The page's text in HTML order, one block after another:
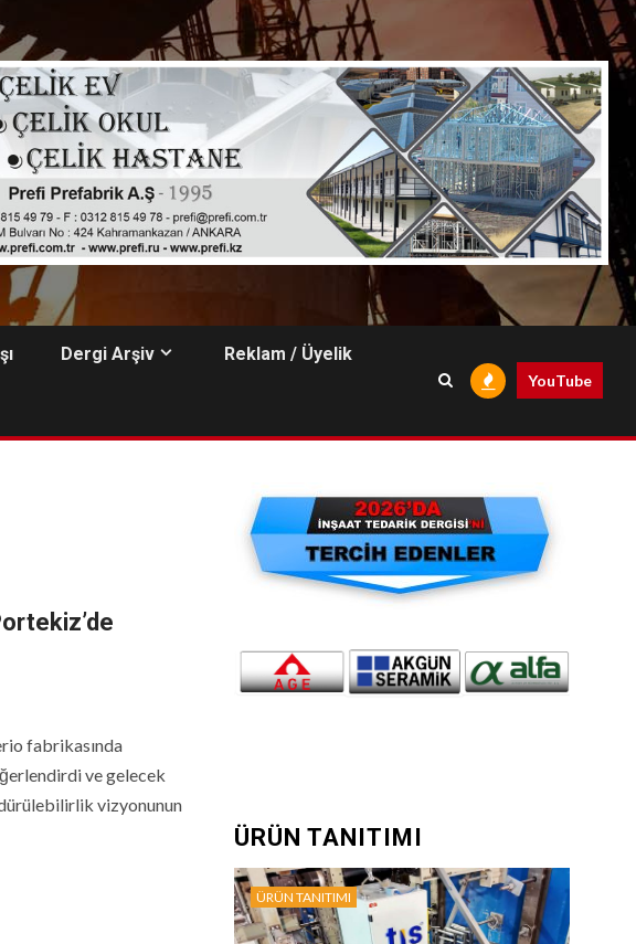
Dergi Arşiv Reklam / Üyelik
YouTube
fabrikasında
ve gelecek
vizyonunun
ÜRÜN TANITIMI
ÜRÜN TANITIMI